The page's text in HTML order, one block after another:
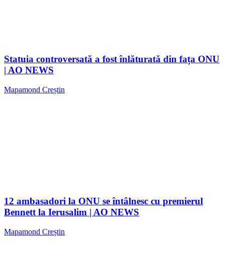
Statuia controversată a fost înlăturată din fața ONU
| AO NEWS
Mapamond Creștin
12 ambasadori la ONU se întâlnesc cu premierul
Bennett la Ierusalim | AO NEWS
Mapamond Creștin